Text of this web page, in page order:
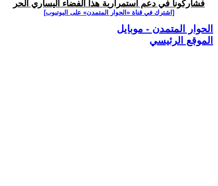
فشاركونا في دعم استمرارية هذا الفضاء اليساري الحر
[اشترك في قناة ‫«الحوار المتمدن» على اليوتيوب]
الحوار المتمدن - موبايل
الموقع الرئيسي